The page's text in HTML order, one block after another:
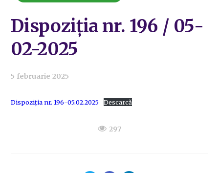
Dispoziția nr. 196 / 05-
02-2025
5 februarie 2025
Dispoziția nr. 196-05.02.2025 Descarcă
297